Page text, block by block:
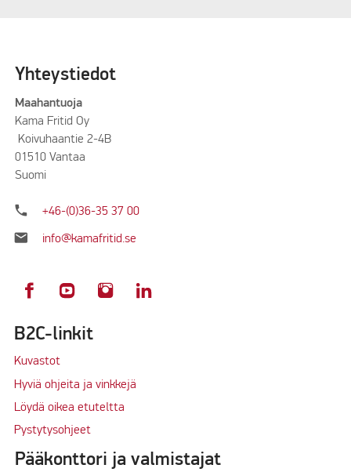
Yhteystiedot
Maahantuoja
Kama Fritid Oy
Koivuhaantie 2-4B
01510 Vantaa
Suomi
phone +46-(0)36-35 37 00
mail info@kamafritid.se
B2C-linkit
Kuvastot
Hyviä ohjeita ja vinkkejä
Löydä oikea etuteltta
Pystytysohjeet
Pääkonttori ja valmistajat